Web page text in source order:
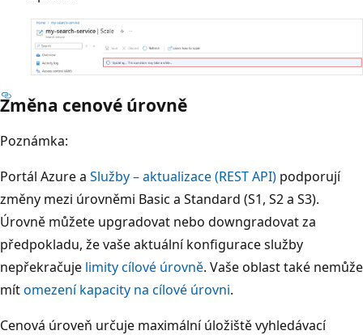
Změna cenové úrovně
Poznámka:
Portál Azure a Služby – aktualizace (REST API) podporují
změny mezi úrovněmi Basic a Standard (S1, S2 a S3).
Úrovně můžete upgradovat nebo downgradovat za
předpokladu, že vaše aktuální konfigurace služby
nepřekračuje limity cílové úrovně. Vaše oblast také nemůže
mítomezení kapacity na cílové úrovni.
Cenová úroveň určuje maximální úložiště vyhledávací